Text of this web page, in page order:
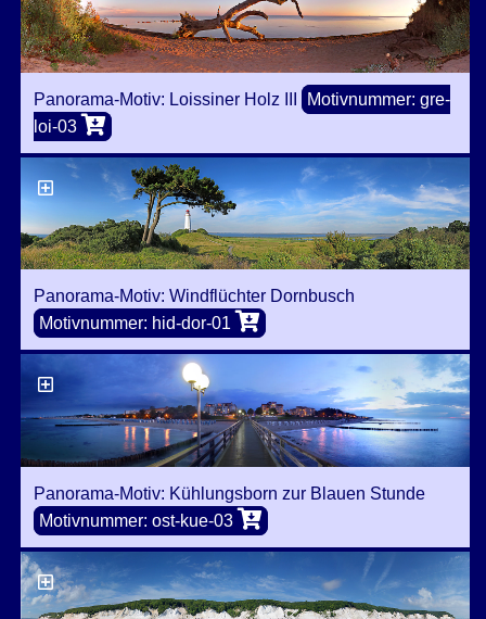
Panorama-Motiv: Loissiner Holz III
Motivnummer: gre-
loi-03
Panorama-Motiv: Windflüchter Dornbusch
Motivnummer: hid-dor-01
Panorama-Motiv: Kühlungsborn zur Blauen Stunde
Motivnummer: ost-kue-03